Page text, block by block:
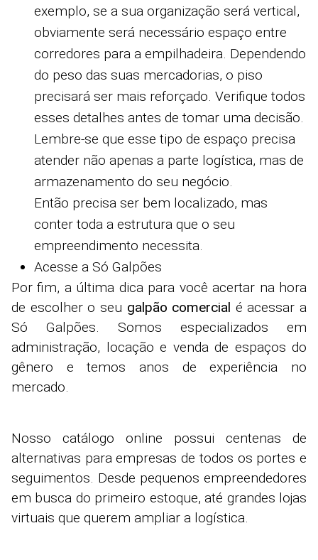
exemplo, se a sua organização será vertical,
obviamente será necessário espaço entre
corredores para a empilhadeira. Dependendo
do peso das suas mercadorias, o piso
precisará ser mais reforçado. Verifique todos
esses detalhes antes de tomar uma decisão.
Lembre-se que esse tipo de espaço precisa
atender não apenas a parte logística, mas de
armazenamento do seu negócio.
Então precisa ser bem localizado, mas
conter toda a estrutura que o seu
empreendimento necessita.
Acesse a Só Galpões
Por fim, a última dica para você acertar na hora
de escolher o seu galpão comercial é acessar a
Só Galpões. Somos especializados em
administração, locação e venda de espaços do
gênero e temos anos de experiência no
mercado.
Nosso catálogo online possui centenas de
alternativas para empresas de todos os portes e
seguimentos. Desde pequenos empreendedores
em busca do primeiro estoque, até grandes lojas
virtuais que querem ampliar a logística.